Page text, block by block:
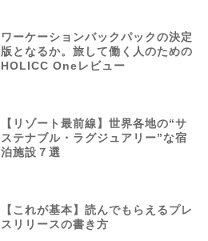
ワーケーションバックパックの決定
版となるか。旅して働く人のための
HOLICC Oneレビュー
【リゾート最前線】世界各地の“サ
ステナブル・ラグジュアリー”な宿
泊施設７選
【これが基本】読んでもらえるプレ
スリリースの書き方